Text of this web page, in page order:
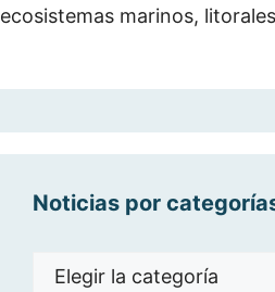
ecosistemas marinos,
Noticias por
Noticias